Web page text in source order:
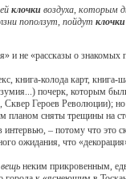
клочки воздуха, которым
поползут, пойдут клочки
не «рассказы о знакомых
колода карт,
почерк, которым
Героев Революции);
сняты трещины на
– потому что это
ожидания, что
вещь неким прикровенным,